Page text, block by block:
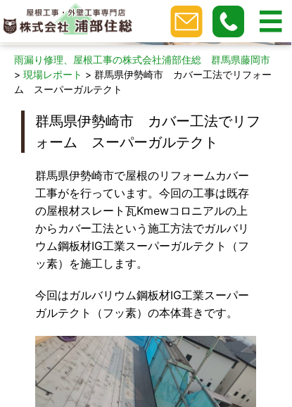
現場レポート
雨漏り修理、屋根工事の株式会社浦部住総 群馬県藤岡市
> 現場レポート > 群馬県伊勢崎市 カバー工法でリフォー
ム スーパーガルテクト
群馬県伊勢崎市 カバー工法でリフ
ォーム スーパーガルテクト
群馬県伊勢崎市で屋根のリフォームカバー
工事がを行っています。今回の工事は既存
の屋根材スレート瓦Kmewコロニアルの上
からカバー工法という施工方法でガルバリ
ウム鋼板材IG工業スーパーガルテクト（フ
ッ素）を施工します。
今回はガルバリウム鋼板材IG工業スーパー
ガルテクト（フッ素）の本体葺きです。